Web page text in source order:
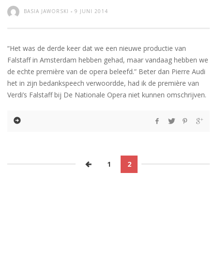
BASIA JAWORSKI - 9 JUNI 2014
“Het was de derde keer dat we een nieuwe productie van
Falstaff in Amsterdam hebben gehad, maar vandaag hebben we
de echte première van de opera beleefd.” Beter dan Pierre Audi
het in zijn bedankspeech verwoordde, had ik de première van
Verdi’s Falstaff bij De Nationale Opera niet kunnen omschrijven.
1 2